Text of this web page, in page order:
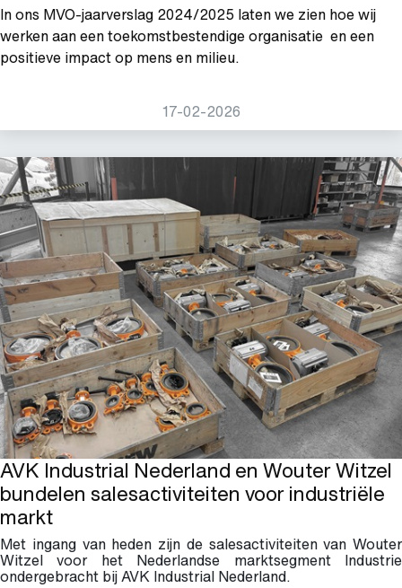
In ons MVO-jaarverslag 2024/2025 laten we zien hoe wij
werken aan een toekomstbestendige organisatie en een
positieve impact op mens en milieu.
17-02-2026
AVK Industrial Nederland en Wouter Witzel
bundelen salesactiviteiten voor industriële
markt
Met ingang van heden zijn de salesactiviteiten van Wouter
Witzel voor het Nederlandse marktsegment Industrie
ondergebracht bij AVK Industrial Nederland.